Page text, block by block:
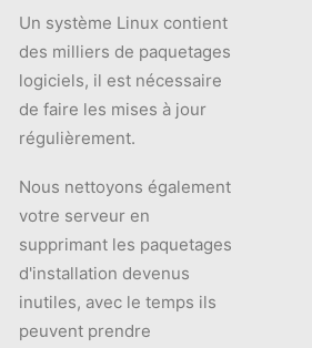
Un système Linux contient
des milliers de paquetages
logiciels, il est nécessaire
de faire les mises à jour
régulièrement.
Nous nettoyons également
votre serveur en
supprimant les paquetages
d'installation devenus
inutiles, avec le temps ils
peuvent prendre